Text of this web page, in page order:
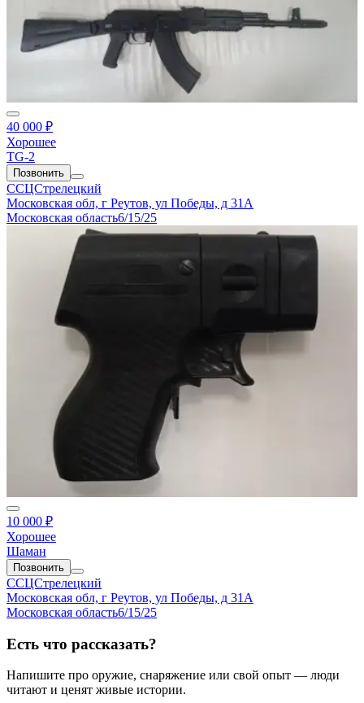
40 000 ₽
Хорошее
TG-2
Позвонить
ССЦСтрелецкий
Московская обл, г Реутов, ул Победы, д 31А
Московская область6/15/25
10 000 ₽
Хорошее
Шаман
Позвонить
ССЦСтрелецкий
Московская обл, г Реутов, ул Победы, д 31А
Московская область6/15/25
Есть что рассказать?
Напишите про оружие, снаряжение или свой опыт — люди
читают и ценят живые истории.